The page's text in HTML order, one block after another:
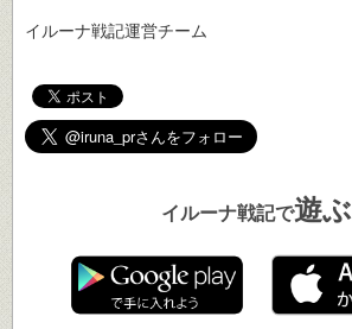
イルーナ戦記運営チーム
イルーナ戦記で遊ぶ